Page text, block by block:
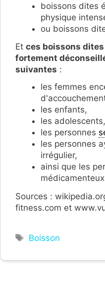
boissons dites
physique
ou boissons
Et ces boissons
fortement
suivantes :
les femmes
les enfants,
les adolescents,
les personnes
les personnes
irrégulier,
ainsi que les
Sources :
fitness.com et
Étiquettes
Boisson